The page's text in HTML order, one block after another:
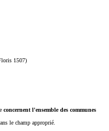
1507)
concernent l'ensemble des communes
le champ approprié.